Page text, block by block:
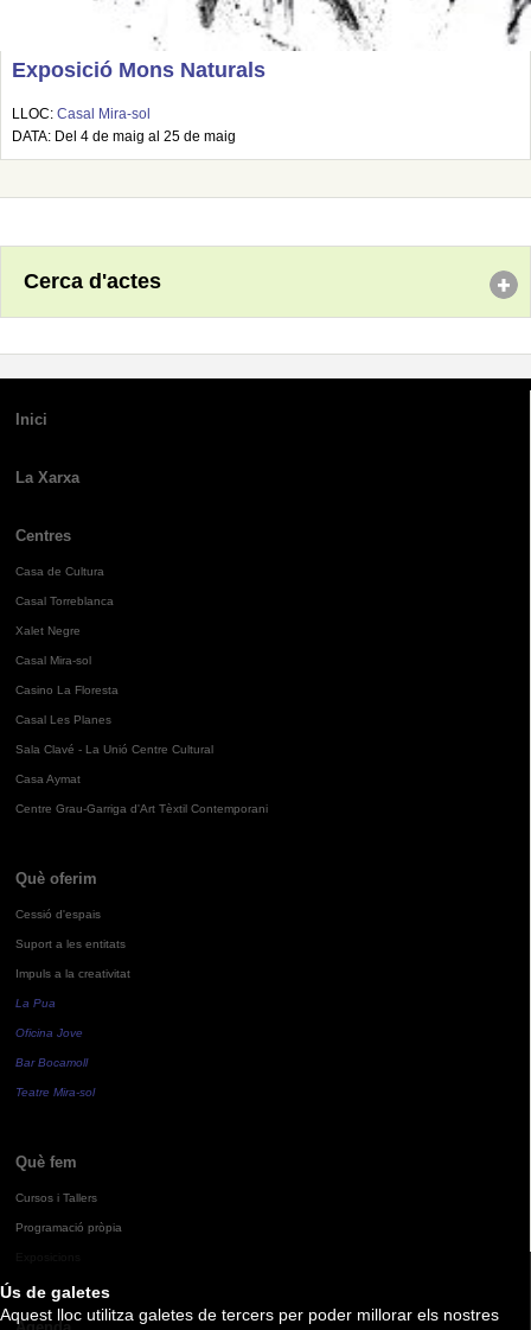
Ús de galetes
Aquest lloc utilitza galetes de tercers per poder millorar els nostres
Exposició Mons Naturals
LLOC: Casal Mira-sol
DATA: Del 4 de maig al 25 de maig
Cerca d'actes
Inici
La Xarxa
Centres
Casa de Cultura
Casal Torreblanca
Xalet Negre
Casal Mira-sol
Casino La Floresta
Casal Les Planes
Sala Clavé - La Unió Centre Cultural
Casa Aymat
Centre Grau-Garriga d'Art Tèxtil Contemporani
Què oferim
Cessió d'espais
Suport a les entitats
Impuls a la creativitat
La Pua
Oficina Jove
Bar Bocamoll
Teatre Mira-sol
Què fem
Cursos i Tallers
Programació pròpia